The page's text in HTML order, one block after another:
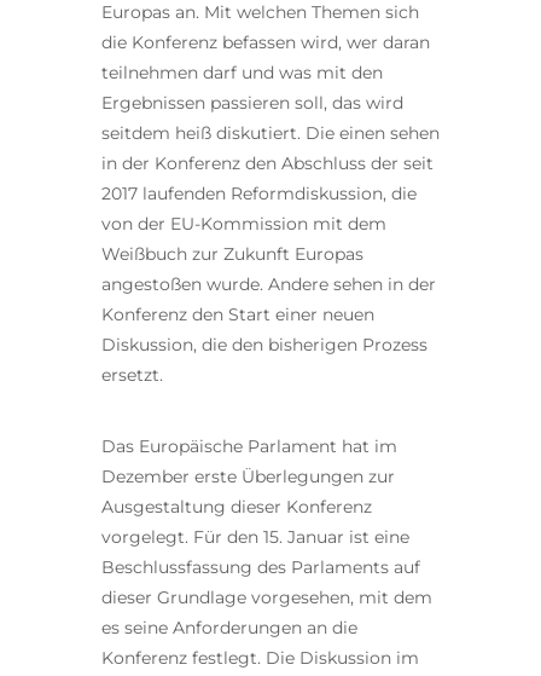
Europas an. Mit welchen Themen sich
die Konferenz befassen wird, wer daran
teilnehmen darf und was mit den
Ergebnissen passieren soll, das wird
seitdem heiß diskutiert. Die einen sehen
in der Konferenz den Abschluss der seit
2017 laufenden Reformdiskussion, die
von der EU-Kommission mit dem
Weißbuch zur Zukunft Europas
angestoßen wurde. Andere sehen in der
Konferenz den Start einer neuen
Diskussion, die den bisherigen Prozess
ersetzt.
Das Europäische Parlament hat im
Dezember erste Überlegungen zur
Ausgestaltung dieser Konferenz
vorgelegt. Für den 15. Januar ist eine
Beschlussfassung des Parlaments auf
dieser Grundlage vorgesehen, mit dem
es seine Anforderungen an die
Konferenz festlegt. Die Diskussion im